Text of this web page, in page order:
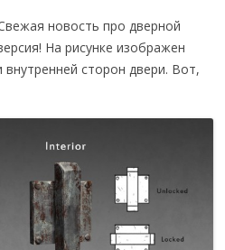
новость про дверной
На рисунке изображен
сторон двери. Вот,